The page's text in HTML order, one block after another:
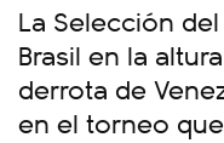
La Selección
Brasil en la
derrota de
en el torneo